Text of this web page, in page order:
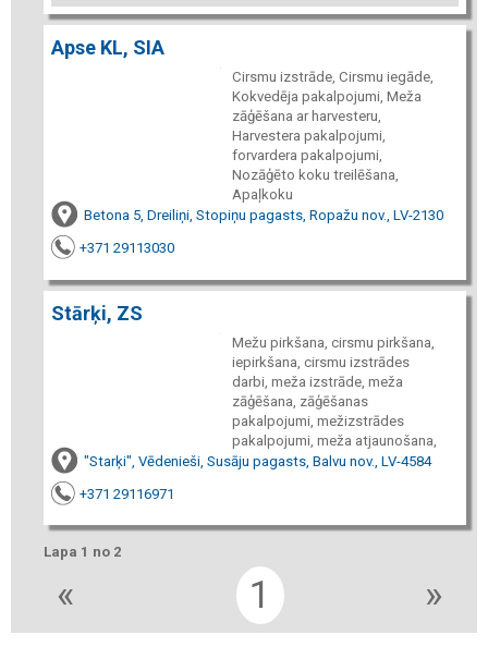
Apse KL, SIA
Cirsmu izstrāde, Cirsmu iegāde,
Kokvedēja pakalpojumi, Meža
zāģēšana ar harvesteru,
Harvestera pakalpojumi,
forvardera pakalpojumi,
Nozāģēto koku treilēšana,
Apaļkoku
Betona 5, Dreiliņi, Stopiņu pagasts, Ropažu nov., LV-2130
+371 29113030
Stārķi, ZS
Mežu pirkšana, cirsmu pirkšana,
iepirkšana, cirsmu izstrādes
darbi, meža izstrāde, meža
zāģēšana, zāģēšanas
pakalpojumi, mežizstrādes
pakalpojumi, meža atjaunošana,
"Starķi", Vēdenieši, Susāju pagasts, Balvu nov., LV-4584
+371 29116971
Lapa 1 no 2
« 1 »